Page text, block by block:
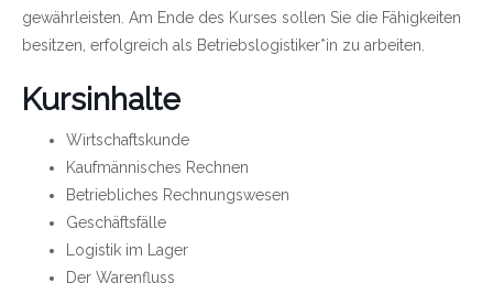
gewährleisten. Am Ende des Kurses sollen Sie die Fähigkeiten
besitzen, erfolgreich als Betriebslogistiker*in zu arbeiten.
Kursinhalte
Wirtschaftskunde
Kaufmännisches Rechnen
Betriebliches Rechnungswesen
Geschäftsfälle
Logistik im Lager
Der Warenfluss